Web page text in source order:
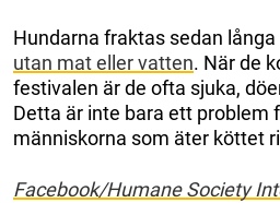
Hundarna fraktas sedan
utan mat eller vatten. När de
festivalen är de ofta sjuka,
Detta är inte bara ett problem
människorna som äter köttet
Facebook/Humane Society